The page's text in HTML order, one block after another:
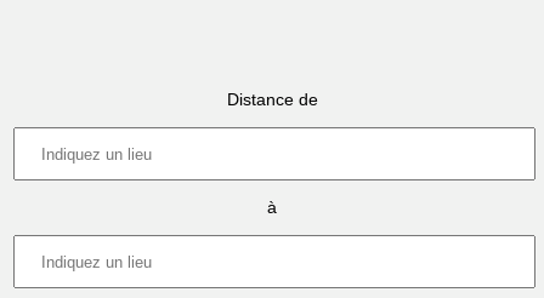
Distance de
à